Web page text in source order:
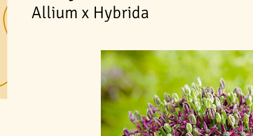
Allium x Hybrida